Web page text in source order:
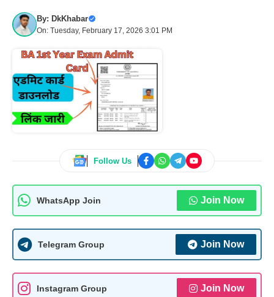
By: DkKhabar
On: Tuesday, February 17, 2026 3:01 PM
Follow Us
WhatsApp Join Join Now
Telegram Group Join Now
Instagram Group Join Now